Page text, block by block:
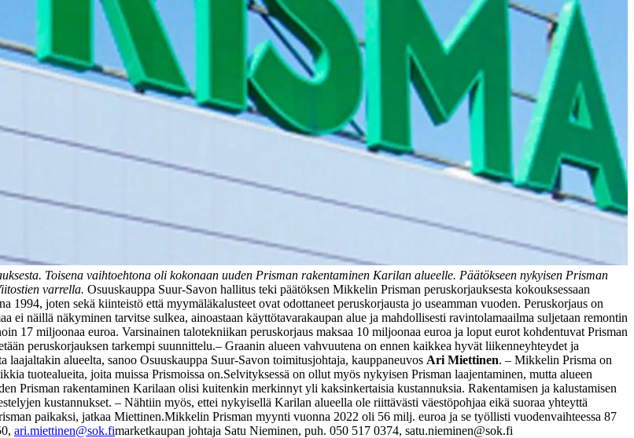
Toisena vaihtoehtona oli kokonaan uuden Prisman rakentaminen Karilan alueelle. Päätökseen nykyisen Prisman
varrella. Osuuskauppa Suur-Savon hallitus teki päätöksen Mikkelin Prisman peruskorjauksesta kokouksessaan
joten sekä kiinteistö että myymäläkalusteet ovat odottaneet peruskorjausta jo useamman vuoden. Peruskorjaus on
näillä näkyminen tarvitse sulkea, ainoastaan käyttötavarakaupan alue ja mahdollisesti ravintolamaailma suljetaan remontin
17 miljoonaa euroa. Varsinainen talotekniikan peruskorjaus maksaa 10 miljoonaa euroa ja loput eurot kohdentuvat Prisman
peruskorjauksen tarkempi suunnittelu.‒ Graanin alueen vahvuutena on ennen kaikkea hyvät liikenneyhteydet ja
alueelta, sanoo Osuuskauppa Suur-Savon toimitusjohtaja, kauppaneuvos Ari Miettinen. ‒ Mikkelin Prisma on
tuotealueita, joita muissa Prismoissa on.Selvityksessä on ollut myös nykyisen Prisman laajentaminen, mutta alueen
Prisman rakentaminen Karilaan olisi kuitenkin merkinnyt yli kaksinkertaisia kustannuksia. Rakentamisen ja kalustamisen
kustannukset. ‒ Nähtiin myös, ettei nykyisellä Karilan alueella ole riittävästi väestöpohjaa eikä suoraa yhteyttä
paikaksi, jatkaa Miettinen.Mikkelin Prisman myynti vuonna 2022 oli 56 milj. euroa ja se työllisti vuodenvaihteessa 87
ari.miettinen@sok.fimarketkaupan johtaja Satu Nieminen, puh. 050 517 0374, satu.nieminen@sok.fi